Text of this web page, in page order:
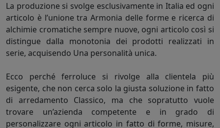
La produzione si svolge esclusivamente in Italia ed ogni
articolo è l’unione tra Armonia delle forme e ricerca di
alchimie cromatiche sempre nuove, ogni articolo così si
distingue dalla monotonia dei prodotti realizzati in
serie, acquisendo Una personalità unica.
Ecco perché ferroluce si rivolge alla clientela più
esigente, che non cerca solo la giusta soluzione in fatto
di arredamento Classico, ma che sopratutto vuole
trovare un’azienda competente e in grado di
personalizzare ogni articolo in fatto di forme, misure,